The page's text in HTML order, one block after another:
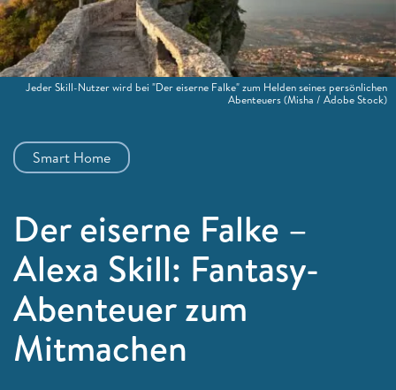
Smart Home
Der eiserne Falke –
Alexa Skill: Fantasy-
Abenteuer zum
Mitmachen
Jeder Skill-Nutzer wird bei "Der eiserne Falke" zum Helden seines persönlichen
Abenteuers(Misha / Adobe Stock)